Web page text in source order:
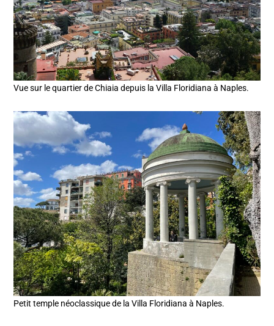
Vue sur le quartier de Chiaia depuis la Villa Floridiana à Naples.
Petit temple néoclassique de la Villa Floridiana à Naples.